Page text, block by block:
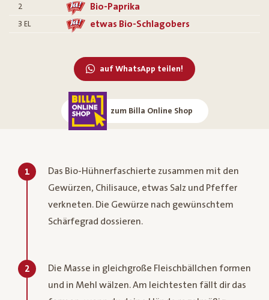
2 Bio-Paprika
3 EL etwas Bio-Schlagobers
auf WhatsApp teilen!
zum Billa Online Shop
1
Das Bio-Hühnerfaschierte zusammen mit den
Gewürzen, Chilisauce, etwas Salz und Pfeffer
verkneten. Die Gewürze nach gewünschtem
Schärfegrad dossieren.
2
Die Masse in gleichgroße Fleischbällchen formen
und in Mehl wälzen. Am leichtesten fällt dir das